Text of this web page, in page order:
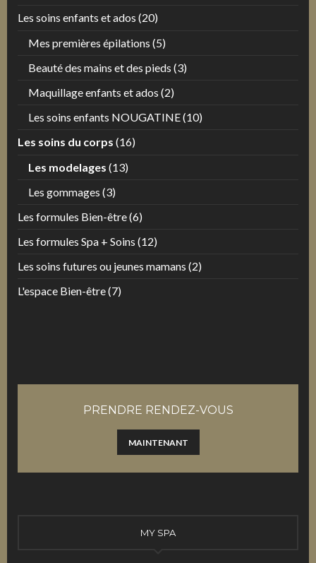
Les soins enfants et ados (20)
Mes premières épilations (5)
Beauté des mains et des pieds (3)
Maquillage enfants et ados (2)
Les soins enfants NOUGATINE(10)
Les soins du corps (16)
Les modelages (13)
Les gommages (3)
Les formules Bien-être(6)
Les formules Spa + Soins (12)
Les soins futures ou jeunes mamans (2)
L'espace Bien-être(7)
PRENDRE RENDEZ-VOUS
MAINTENANT
MY SPA